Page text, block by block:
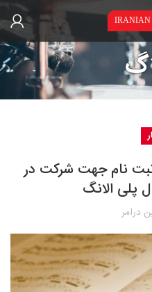
IRANIAN
ثبت نام جهت شرکت در
پلی الانگ
درامر